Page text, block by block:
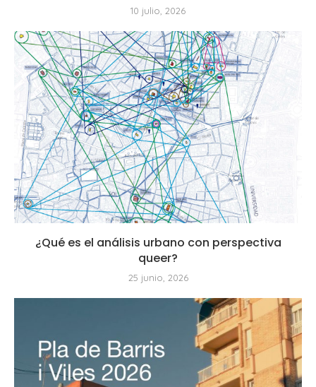
10 julio, 2026
¿Qué es el análisis urbano con perspectiva
queer?
25 junio, 2026